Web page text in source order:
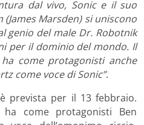
dal vivo, Sonic e il suo
Marsden) si uniscono
genio del male Dr. Robotnik
per il dominio del mondo. Il
come protagonisti anche
come voce di Sonic”.
prevista per il 13 febbraio.
come protagonisti Ben